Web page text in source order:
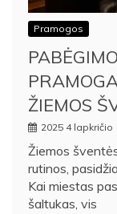
Pramogos
ŽIEMOS
2025 4 lapkričio
Žiemos
rutinos,
Kai miestas
šaltukas, vis